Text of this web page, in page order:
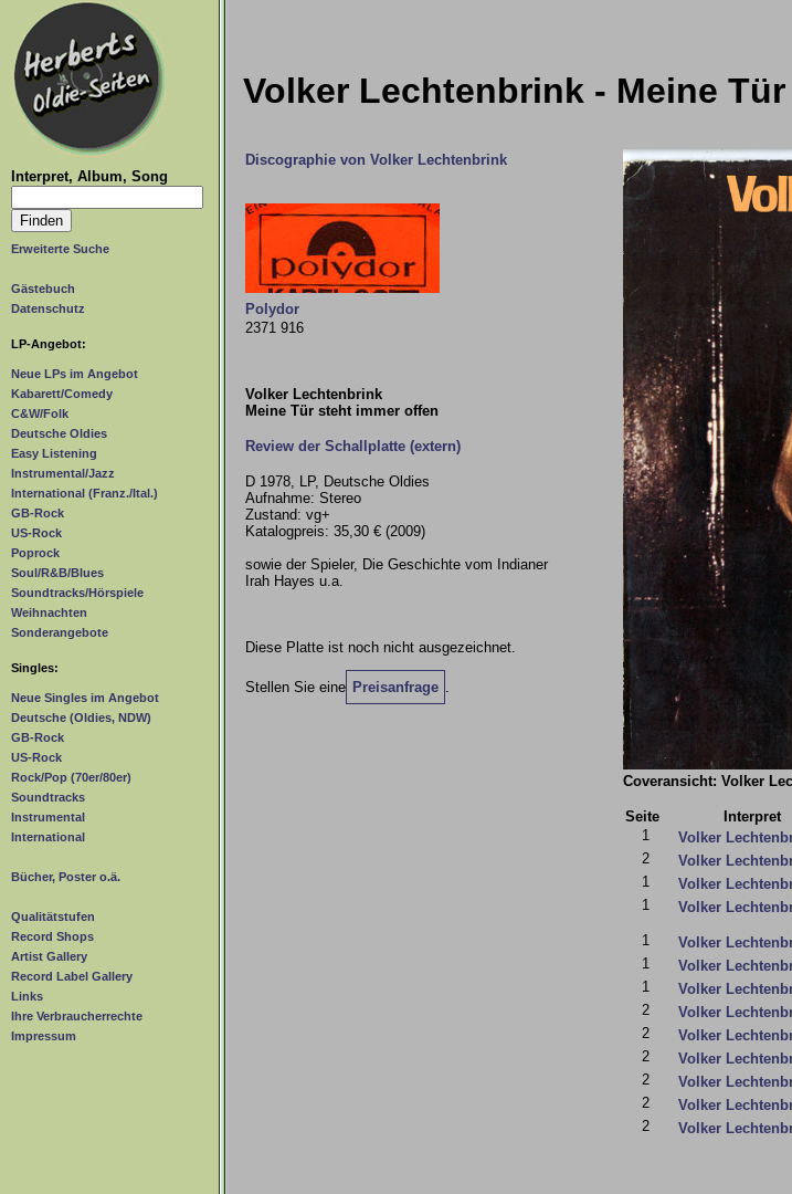
Interpret, Album, Song
Erweiterte Suche
Gästebuch
Datenschutz
LP-Angebot:
Neue LPs im Angebot
Kabarett/Comedy
C&W/Folk
Deutsche Oldies
Easy Listening
Instrumental/Jazz
International (Franz./Ital.)
GB-Rock
US-Rock
Poprock
Soul/R&B/Blues
Soundtracks/Hörspiele
Weihnachten
Sonderangebote
Singles:
Neue Singles im Angebot
Deutsche (Oldies, NDW)
GB-Rock
US-Rock
Rock/Pop (70er/80er)
Soundtracks
Instrumental
International
Bücher, Poster o.ä.
Qualitätstufen
Record Shops
Artist Gallery
Record Label Gallery
Links
Ihre Verbraucherrechte
Impressum
Volker Lechtenbrink - Meine
Discographie von Volker Lechtenbrink
Polydor
2371 916
Volker Lechtenbrink
Meine Tür steht immer offen
Review der Schallplatte (extern)
D 1978, LP, Deutsche Oldies
Aufnahme: Stereo
Zustand: vg+
Katalogpreis: 35,30 € (2009)
sowie der Spieler, Die Geschichte vom Indianer
Irah Hayes u.a.
Diese Platte ist noch nicht ausgezeichnet.
Stellen Sie eine Preisanfrage
Coveransicht: Volker
Seite Interpret
1
Volker
2
Volker
1
Volker
1
Volker
1
Volker
1
Volker
1
Volker
2
Volker
2
Volker
2
Volker
2
Volker
2
Volker
2
Volker